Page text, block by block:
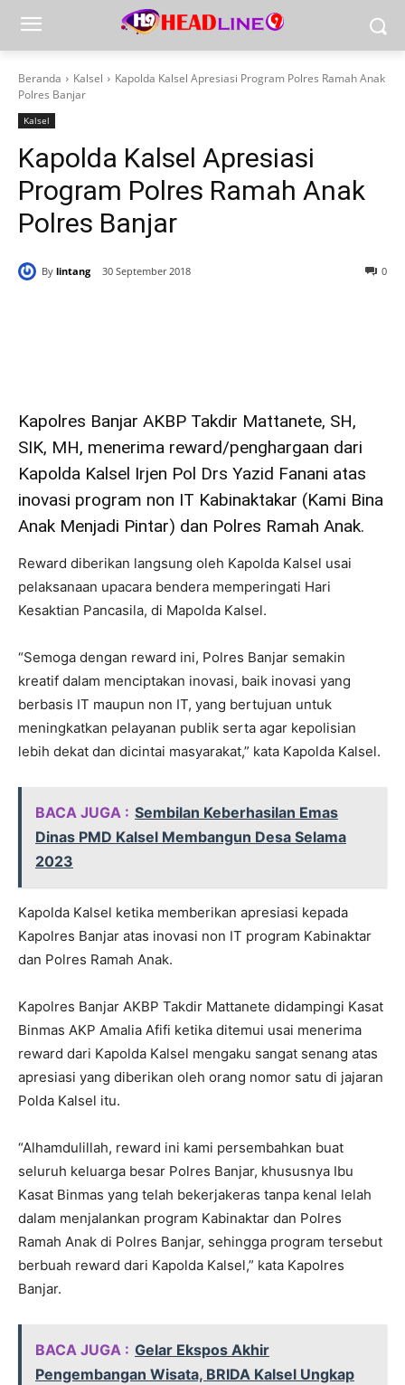
Beranda Kalsel
Kapolda Kalsel Apresiasi Program Polres Ramah Anak
Polres Banjar
Kalsel
Kapolda Kalsel Apresiasi
Program Polres Ramah Anak
Polres Banjar
By lintang 30 September 2018 0
Kapolres Banjar AKBP Takdir Mattanete, SH,
SIK, MH, menerima reward/penghargaan dari
Kapolda Kalsel Irjen Pol Drs Yazid Fanani atas
inovasi program non IT Kabinaktakar (Kami Bina
Anak Menjadi Pintar) dan Polres Ramah Anak.
Reward diberikan langsung oleh Kapolda Kalsel usai
pelaksanaan upacara bendera memperingati Hari
Kesaktian Pancasila, di Mapolda Kalsel.
“Semoga dengan reward ini, Polres Banjar semakin
kreatif dalam menciptakan inovasi, baik inovasi yang
berbasis IT maupun non IT, yang bertujuan untuk
meningkatkan pelayanan publik serta agar kepolisian
lebih dekat dan dicintai masyarakat,” kata Kapolda Kalsel.
BACA JUGA : Sembilan Keberhasilan Emas
Dinas PMD Kalsel Membangun Desa Selama
2023
Kapolda Kalsel ketika memberikan apresiasi kepada
Kapolres Banjar atas inovasi non IT program Kabinaktar
dan Polres Ramah Anak.
Kapolres Banjar AKBP Takdir Mattanete didampingi Kasat
Binmas AKP Amalia Afifi ketika ditemui usai menerima
reward dari Kapolda Kalsel mengaku sangat senang atas
apresiasi yang diberikan oleh orang nomor satu di jajaran
Polda Kalsel itu.
“Alhamdulillah, reward ini kami persembahkan buat
seluruh keluarga besar Polres Banjar, khususnya Ibu
Kasat Binmas yang telah bekerjakeras tanpa kenal lelah
dalam menjalankan program Kabinaktar dan Polres
Ramah Anak di Polres Banjar, sehingga program tersebut
berbuah reward dari Kapolda Kalsel,” kata Kapolres
Banjar.
BACA JUGA : Gelar Ekspos Akhir
Pengembangan Wisata, BRIDA Kalsel Ungkap